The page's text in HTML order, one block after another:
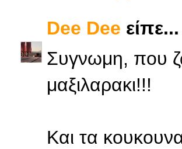
Dee Dee είπε...
Συγνωμη, που
μαξιλαρακι!!!
Και τα